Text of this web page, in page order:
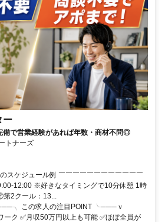
ー
備で営業経験があれば年数・商材不問◎
トナーズ
スケジュール例 ￣￣￣￣￣￣￣￣￣￣￣￣
12:00 ※好きなタイミングで10分休憩 1時
2クール：13...
この求人の注目POINT ╰───ｖ
ク ✅月収50万円以上も可能 ✅ほぼ全員が